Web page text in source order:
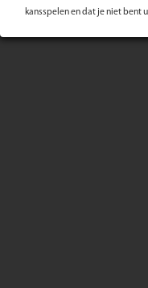
kansspelen en dat je niet bent
Meest bekeken